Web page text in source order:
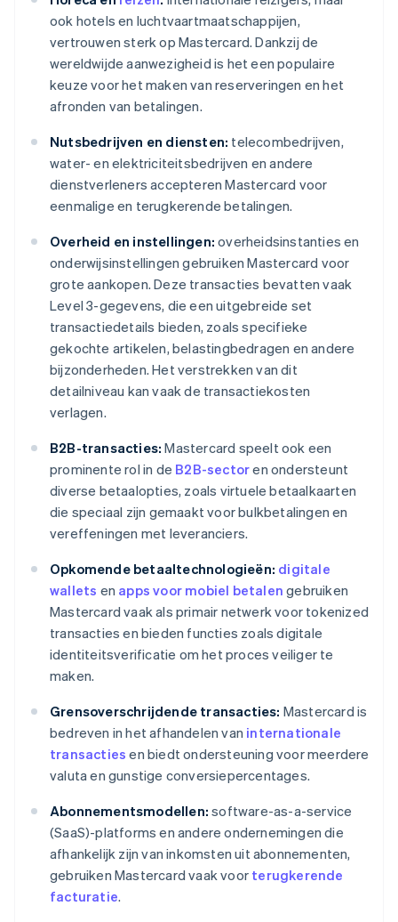
ook hotels en luchtvaartmaatschappijen,
vertrouwen sterk op Mastercard. Dankzij de
wereldwijde aanwezigheid is het een populaire
keuze voor het maken van reserveringen en het
afronden van betalingen.
Nutsbedrijven en diensten: telecombedrijven,
water- en elektriciteitsbedrijven en andere
dienstverleners accepteren Mastercard voor
eenmalige en terugkerende betalingen.
Overheid en instellingen: overheidsinstanties en
onderwijsinstellingen gebruiken Mastercard voor
grote aankopen. Deze transacties bevatten vaak
Level 3-gegevens, die een uitgebreide set
transactiedetails bieden, zoals specifieke
gekochte artikelen, belastingbedragen en andere
bijzonderheden. Het verstrekken van dit
detailniveau kan vaak de transactiekosten
verlagen.
B2B-transacties: Mastercard speelt ook een
prominente rol in de B2B-sectoren ondersteunt
diverse betaalopties, zoals virtuele betaalkaarten
die speciaal zijn gemaakt voor bulkbetalingen en
vereffeningen met leveranciers.
Opkomende betaaltechnologieën: digitale
wallets en apps voor mobiel betalen gebruiken
Mastercard vaak als primair netwerk voor tokenized
transacties en bieden functies zoals digitale
identiteitsverificatie om het proces veiliger te
maken.
Grensoverschrijdende transacties: Mastercard is
bedreven in het afhandelen van internationale
transacties en biedt ondersteuning voor meerdere
valuta en gunstige conversiepercentages.
Abonnementsmodellen: software-as-a-service
(SaaS)-platforms en andere ondernemingen die
afhankelijk zijn van inkomsten uit abonnementen,
gebruiken Mastercard vaak voor terugkerende
facturatie.